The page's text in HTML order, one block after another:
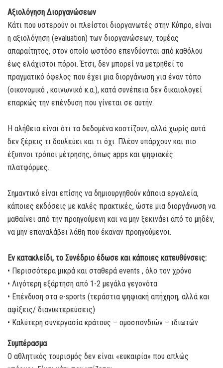
Αξιολόγηση Διοργανώσεων
Κάτι που υστερούν οι πλείστοι διοργανωτές στην Κύπρο, είναι
η αξιολόγηση (evaluation) των διοργανώσεων, τομέας
απαραίτητος, στον οποίο ωστόσο επενδύονται από καθόλου
έως ελάχιστοι πόροι. Έτσι, δεν μπορεί να μετρηθεί το
πραγματικό όφελος που έχει μια διοργάνωση για έναν τόπο
(οικονομικό , κοινωνικό κ.α.), κατά συνέπεια δεν δικαιολογεί
επαρκώς την επένδυση που γίνεται σε αυτήν.
Η αλήθεια είναι ότι τα δεδομένα κοστίζουν, αλλά χωρίς αυτά
δεν ξέρεις τι δουλεύει και τι όχι. Πλέον υπάρχουν και πιο
έξυπνοι τρόποι μέτρησης, όπως apps και ψηφιακές
πλατφόρμες.
Σημαντικό είναι επίσης να δημιουργηθούν κάποια εργαλεία,
κάποιες εκδόσεις με καλές πρακτικές, ώστε μια διοργάνωση να
μαθαίνει από την προηγούμενη και να μην ξεκινάει από το μηδέν,
να μην επαναλάβει λάθη που έκαναν προηγούμενοι.
Εν κατακλείδι, το Συνέδριο έδωσε και κάποιες κατευθύνσεις:
• Περισσότερα μικρά και σταθερά events , όλο τον χρόνο
• Λιγότερη εξάρτηση από 1-2 μεγάλα γεγονότα
• Επένδυση στα e-sports (τεράστια ψηφιακή απήχηση, αλλά και
αφίξεις/ διανυκτερεύσεις)
• Καλύτερη συνεργασία κράτους – ομοσπονδιών – ιδιωτών
Συμπέρασμα
Ο αθλητικός τουρισμός δεν είναι «ευκαιρία» που απλώς